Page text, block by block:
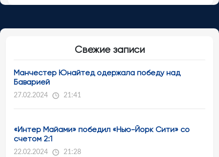
Свежие записи
Манчестер Юнайтед одержала победу над
Баварией
27.02.2024 21:41
«Интер Майами» победил «Нью-Йорк Сити» со
счетом 2:1
22.02.2024 21:28